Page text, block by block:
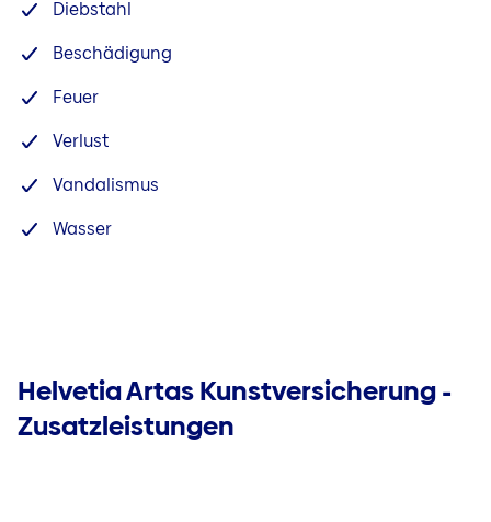
Diebstahl
Beschädigung
Feuer
Verlust
Vandalismus
Wasser
Helvetia Artas Kunstversicherung -
Zusatzleistungen